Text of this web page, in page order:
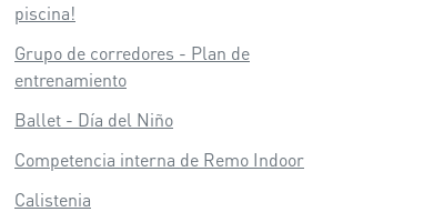
piscina!
Grupo de corredores - Plan de
entrenamiento
Ballet - Día del Niño
Competencia interna de Remo Indoor
Calistenia